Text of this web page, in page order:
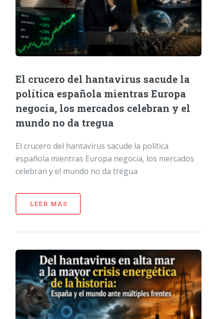
El crucero del hantavirus sacude la
política española mientras Europa
negocia, los mercados celebran y el
mundo no da tregua
El crucero del hantavirus sacude la política
española mientras Europa negocia, los mercados
celebran y el mundo no da tregua
LEER MÁS